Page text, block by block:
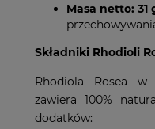
Masa netto: 31
Składniki Rhodioli
Rhodiola Rosea
zawiera 100%
dodatków: